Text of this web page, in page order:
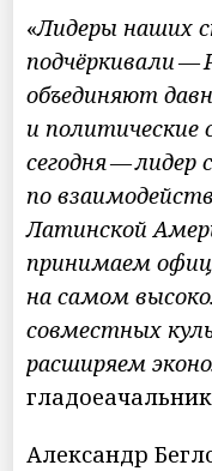
«Лидеры наших
подчёркивали —
объединяют
и политические
сегодня — лидер
по
Латинской
принимаем
на самом
совместных
расширяем
Александр